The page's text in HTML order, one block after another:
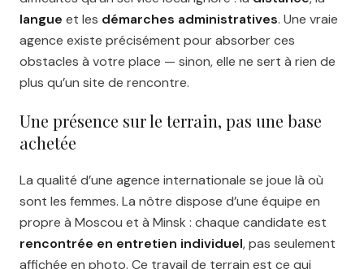
langue et les démarches administratives. Une vraie
agence existe précisément pour absorber ces
obstacles à votre place — sinon, elle ne sert à rien de
plus qu’un site de rencontre.
Une présence sur le terrain, pas une base
achetée
La qualité d’une agence internationale se joue là où
sont les femmes. La nôtre dispose d’une équipe en
propre à Moscou et à Minsk : chaque candidate est
rencontrée en entretien individuel, pas seulement
affichée en photo. Ce travail de terrain est ce qui